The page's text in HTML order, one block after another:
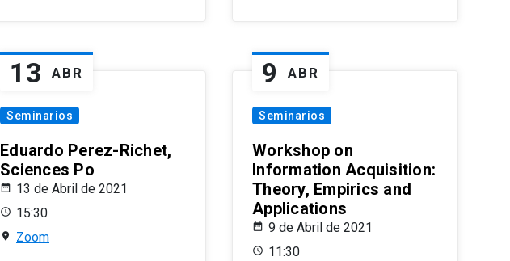
13 ABR
Seminarios
Eduardo Perez-Richet,
Sciences Po
13 de Abril de 2021
15:30
Zoom
9 ABR
Seminarios
Workshop on
Information Acquisition:
Theory, Empirics and
Applications
9 de Abril de 2021
11:30